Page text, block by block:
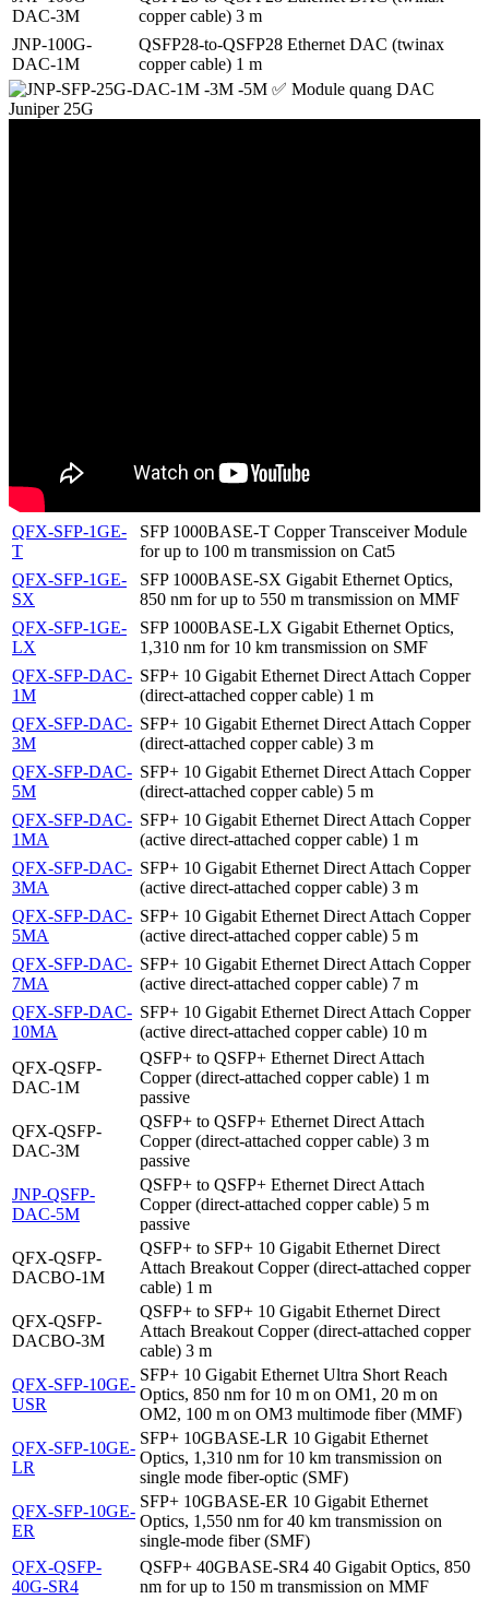
DAC-3M
copper cable) 3 m
JNP-100G-
DAC-1M
QSFP28-to-QSFP28 Ethernet DAC (twinax
copper cable) 1 m
QFX-SFP-1GE-
T
SFP 1000BASE-T Copper Transceiver Module
for up to 100 m transmission on Cat5
QFX-SFP-1GE-
SX
SFP 1000BASE-SX Gigabit Ethernet Optics,
850 nm for up to 550 m transmission on MMF
QFX-SFP-1GE-
LX
SFP 1000BASE-LX Gigabit Ethernet Optics,
1,310 nm for 10 km transmission on SMF
QFX-SFP-DAC-
1M
SFP+ 10 Gigabit Ethernet Direct Attach Copper
(direct-attached copper cable) 1 m
QFX-SFP-DAC-
3M
SFP+ 10 Gigabit Ethernet Direct Attach Copper
(direct-attached copper cable) 3 m
QFX-SFP-DAC-
5M
SFP+ 10 Gigabit Ethernet Direct Attach Copper
(direct-attached copper cable) 5 m
QFX-SFP-DAC-
1MA
SFP+ 10 Gigabit Ethernet Direct Attach Copper
(active direct-attached copper cable) 1 m
QFX-SFP-DAC-
3MA
SFP+ 10 Gigabit Ethernet Direct Attach Copper
(active direct-attached copper cable) 3 m
QFX-SFP-DAC-
5MA
SFP+ 10 Gigabit Ethernet Direct Attach Copper
(active direct-attached copper cable) 5 m
QFX-SFP-DAC-
7MA
SFP+ 10 Gigabit Ethernet Direct Attach Copper
(active direct-attached copper cable) 7 m
QFX-SFP-DAC-
10MA
SFP+ 10 Gigabit Ethernet Direct Attach Copper
(active direct-attached copper cable) 10 m
QFX-QSFP-
DAC-1M
QSFP+ to QSFP+ Ethernet Direct Attach
Copper (direct-attached copper cable) 1 m
passive
QFX-QSFP-
DAC-3M
QSFP+ to QSFP+ Ethernet Direct Attach
Copper (direct-attached copper cable) 3 m
passive
JNP-QSFP-
DAC-5M
QSFP+ to QSFP+ Ethernet Direct Attach
Copper (direct-attached copper cable) 5 m
passive
QFX-QSFP-
DACBO-1M
QSFP+ to SFP+ 10 Gigabit Ethernet Direct
Attach Breakout Copper (direct-attached copper
cable) 1 m
QFX-QSFP-
DACBO-3M
QSFP+ to SFP+ 10 Gigabit Ethernet Direct
Attach Breakout Copper (direct-attached copper
cable) 3 m
QFX-SFP-10GE-
USR
SFP+ 10 Gigabit Ethernet Ultra Short Reach
Optics, 850 nm for 10 m on OM1, 20 m on
OM2, 100 m on OM3 multimode fiber (MMF)
QFX-SFP-10GE-
LR
SFP+ 10GBASE-LR 10 Gigabit Ethernet
Optics, 1,310 nm for 10 km transmission on
single mode fiber-optic (SMF)
QFX-SFP-10GE-
ER
SFP+ 10GBASE-ER 10 Gigabit Ethernet
Optics, 1,550 nm for 40 km transmission on
single-mode fiber (SMF)
QFX-QSFP-
40G-SR4
QSFP+ 40GBASE-SR4 40 Gigabit Optics, 850
nm for up to 150 m transmission on MMF